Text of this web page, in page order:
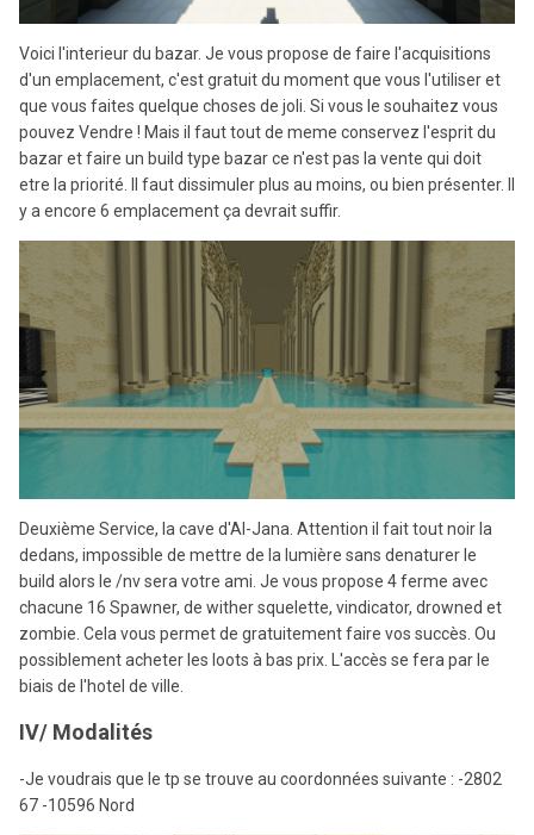
Voici l'interieur du bazar. Je vous propose de faire l'acquisitions
d'un emplacement, c'est gratuit du moment que vous l'utiliser et
que vous faites quelque choses de joli. Si vous le souhaitez vous
pouvez Vendre ! Mais il faut tout de meme conservez l'esprit du
bazar et faire un build type bazar ce n'est pas la vente qui doit
etre la priorité. Il faut dissimuler plus au moins, ou bien présenter. Il
y a encore 6 emplacement ça devrait suffir.
Deuxième Service, la cave d'Al-Jana. Attention il fait tout noir la
dedans, impossible de mettre de la lumière sans denaturer le
build alors le /nv sera votre ami. Je vous propose 4 ferme avec
chacune 16 Spawner, de wither squelette, vindicator, drowned et
zombie. Cela vous permet de gratuitement faire vos succès. Ou
possiblement acheter les loots à bas prix. L'accès se fera par le
biais de l'hotel de ville.
IV/ Modalités
-Je voudrais que le tp se trouve au coordonnées suivante : -2802
67 -10596 Nord